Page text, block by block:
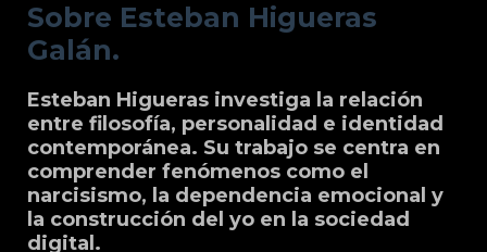
Sobre Esteban Higueras
Galán.
Esteban Higueras investiga la relación
entre filosofía, personalidad e identidad
contemporánea. Su trabajo se centra en
comprender fenómenos como el
narcisismo, la dependencia emocional y
la construcción del yo en la sociedad
digital.